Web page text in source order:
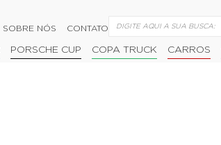
SOBRE NÓS CONTATO
PORSCHE CUP COPA TRUCK CARROS